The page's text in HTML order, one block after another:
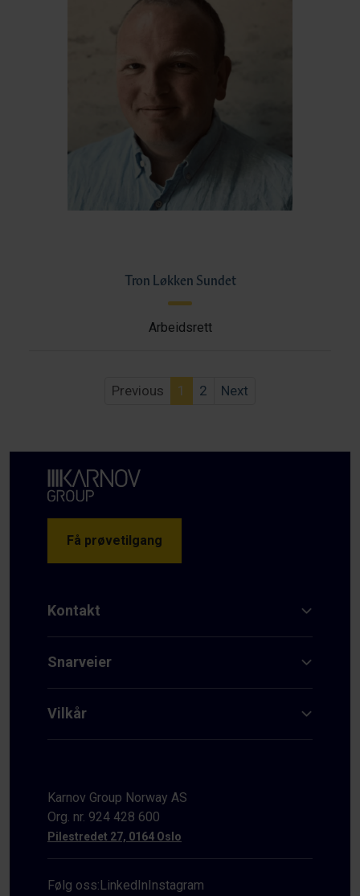
Tron Løkken Sundet
Arbeidsrett
Previous 1 2 Next
Få prøvetilgang
Kontakt
Snarveier
Vilkår
Karnov Group Norway AS
Org. nr. 924 428 600
Pilestredet 27, 0164 Oslo
Følg oss:LinkedInInstagram